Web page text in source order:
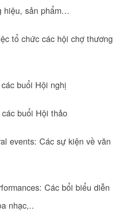
hiệu, sản phẩm…
tổ chức các hội chợ thương
buổi Hội nghị
buổi Hội thảo
events: Các sự kiện về văn
Các bổi biểu diễn
nhạc,..